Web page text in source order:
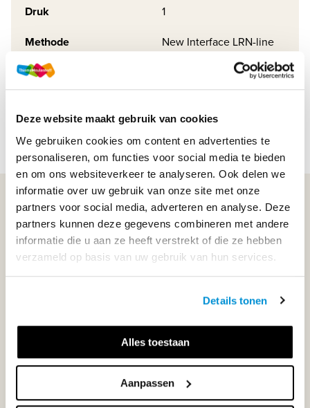
Deze website maakt gebruik van cookies
We gebruiken cookies om content en advertenties te
personaliseren, om functies voor social media te bieden
en om ons websiteverkeer te analyseren. Ook delen we
informatie over uw gebruik van onze site met onze
partners voor social media, adverteren en analyse. Deze
partners kunnen deze gegevens combineren met andere
informatie die u aan ze heeft verstrekt of die ze hebben
verzameld op basis van uw gebruik van hun services.
Details tonen
Alles toestaan
Aanpassen
Druk
1
Methode
New Interface LRN-line
Soort uitgave
Online + boek VO
WIJ STAAN VOOR JE KLAAR!
033-4483000
Neem contact op